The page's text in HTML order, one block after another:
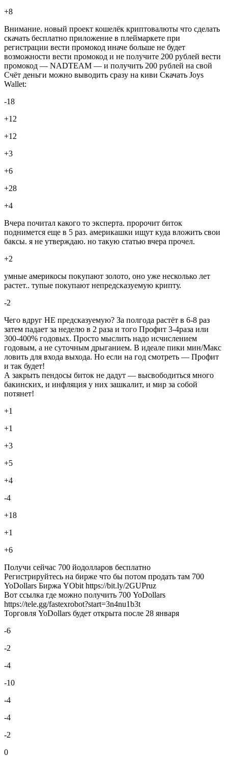
+8
Внимание. новый проект кошелёк криптовалюты что сделать
скачать бесплатно приложение в плеймаркете при
регистрации вести промокод иначе больше не будет
возможности вести промокод и не получите 200 рублей вести
промокод — NADTEAM — и получить 200 рублей на свой
Счёт деньги можно выводить сразу на киви Скачать Joys
Wallet:
-18
+12
+12
+3
+6
+28
+4
Вчера почитал какого то эксперта. пророчит биток
поднимется еще в 5 раз. америкашки ищут куда вложить свои
баксы. я не утверждаю. но такую статью вчера прочел.
+2
умные америкосы покупают золото, оно уже несколько лет
растет.. тупые покупают непредсказуемую крипту.
-2
Чего вдруг НЕ предсказуемую? За полгода растёт в 6-8 раз
затем падает за неделю в 2 раза и того Профит 3-4раза или
300-400% годовых. Просто мыслить надо исчислением
годовым, а не суточным дрыганием. В идеале пики мин/Макс
ловить для входа выхода. Но если на год смотреть — Профит
и так будет!
А закрыть пендосы биток не дадут — высвободиться много
бакинских, и инфляция у них зашкалит, и мир за собой
потянет!
+1
+1
+3
+5
+4
-4
+18
+1
+6
Получи сейчас 700 йодолларов бесплатно
Регистрируйтесь на бирже что бы потом продать там 700
YoDollars Биржа YObit https://bit.ly/2GUPruz
Вот ссылка где можно получить 700 YoDollars
https://tele.gg/fastexrobot?start=3n4nu1b3t
Торговля YoDollars будет открыта после 28 января
-6
-2
-4
-10
-4
-4
-2
0